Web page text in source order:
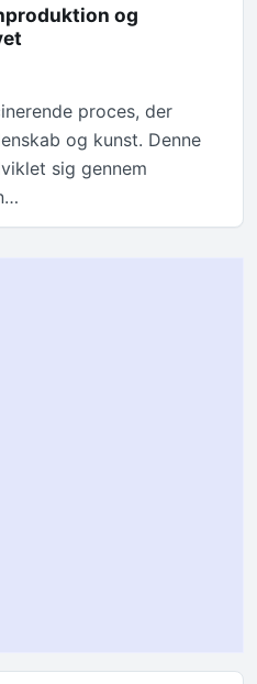
og
proces, der
og kunst. Denne
sig gennem